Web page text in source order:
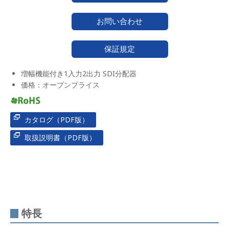
お問い合わせ
保証規定
増幅機能付き1入力2出力 SDI分配器
価格：オープンプライス
カタログ（PDF版）
取扱説明書（PDF版）
特長